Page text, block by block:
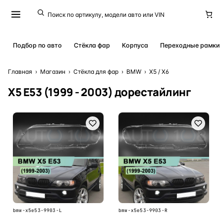
Подбор по авто Стёкла фар Корпуса Переходные рамки
Главная › Магазин › Стёкла для фар › BMW › X5 / X6
X5 E53 (1999 - 2003) дорестайлинг
bmw-x5e53-9903-L bmw-x5e53-9903-R